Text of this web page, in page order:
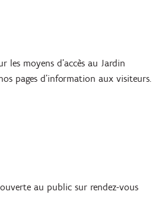
les moyens d’accès au Jardin
pages d'information aux visiteurs.
au public sur rendez-vous